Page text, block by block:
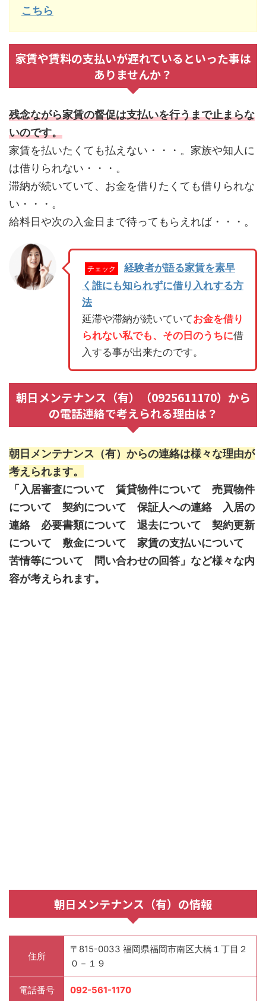
こちら
家賃や賃料の支払いが遅れているといった事は
ありませんか？
残念ながら家賃の督促は支払いを行うまで止まらな
いのです。
家賃を払いたくても払えない・・・。家族や知人に
は借りられない・・・。
滞納が続いていて、お金を借りたくても借りられな
い・・・。
給料日や次の入金日まで待ってもらえれば・・・。
チェック
経験者が語る家賃を素早
く誰にも知られずに借り入れする方
法
延滞や滞納が続いていてお金を借り
られない私でも、その日のうちに借
入する事が出来たのです。
朝日メンテナンス（有）（0925611170）から
の電話連絡で考えられる理由は？
朝日メンテナンス（有）からの連絡は様々な理由が
考えられます。
「入居審査について 賃貸物件について 売買物件
について 契約について 保証人への連絡 入居の
連絡 必要書類について 退去について 契約更新
について 敷金について 家賃の支払いについて
苦情等について 問い合わせの回答」など様々な内
容が考えられます。
朝日メンテナンス（有）の情報
住所
〒815-0033 福岡県福岡市南区大橋１丁目２
０－１９
電話番号 092-561-1170